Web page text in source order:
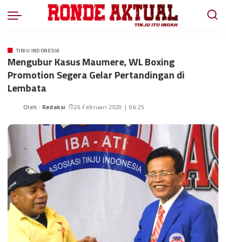
TINJU INDONESIA
Mengubur Kasus Maumere, WL Boxing
Promotion Segera Gelar Pertandingan di
Lembata
Oleh : Redaksi 26 Februari 2020 | 06:25